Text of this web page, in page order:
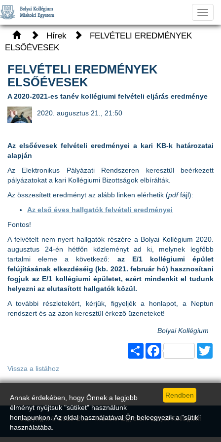
Annak érdekében, hogy Önnek a legjobb
élményt nyújtsuk "sütiket" használunk
honlapunkon. Az oldal használatával Ön beleegyezik a "sütik"
használatába.
Hírek
FELVÉTELI EREDMÉNYEK
ELSŐÉVESEK
FELVÉTELI EREDMÉNYEK
ELSŐÉVESEK
A 2020-2021-es tanév kollégiumi felvételi eljárás eredménye
2020. augusztus 21., 21:50
Az elsőévesek felvételi eredményei a kari KB-k határozatai
alapján
Az Elektronikus Pályázati Rendszeren keresztül beérkezett
pályázatokat a kari Kollégiumi Bizottságok elbírálták.
Az összesített eredményt az alább linken elérhetik (pdffájl):
Az első éves hallgatók felvételi eredményei
Fontos!
A felvételt nem nyert hallgatók részére a Bolyai Kollégium 2020.
augusztus 24-én hétfőn közleményt ad ki, melynek legfőbb
tartalmi eleme a következő: az E/1 kollégiumi épület
felújításának elkezdéséig (kb. 2021. február hó) hasznosítani
fogjuk az E/1 kollégiumi épületet, ezért mindenkit el tudunk
helyezni az elutasított hallgatók közül.
A további részletekért, kérjük, figyeljék a honlapot, a Neptun
rendszert és az azon keresztül érkező üzeneteket!
Bolyai Kollégium
Share Facebook
Vissza a listához
Copyright © 2019-2024 Miskolci Egyetem Bolyai Kollégium